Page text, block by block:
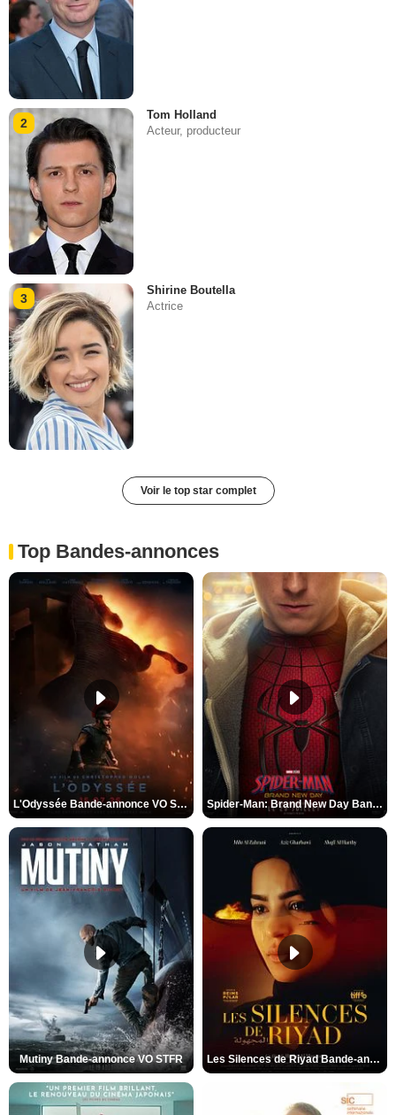
2
Tom Holland
Acteur, producteur
3
Shirine Boutella
Actrice
Voir le top star complet
Top Bandes-annonces
L'Odyssée Bande-annonce VO STFR Spider-Man: Brand New Day Bande-annonce VO STFR
Mutiny Bande-annonce VO STFR Les Silences de Riyad Bande-annonce VO STFR